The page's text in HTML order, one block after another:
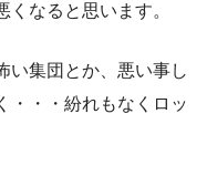
なると思います。
い集団とか、悪い事し
・・・紛れもなくロッ